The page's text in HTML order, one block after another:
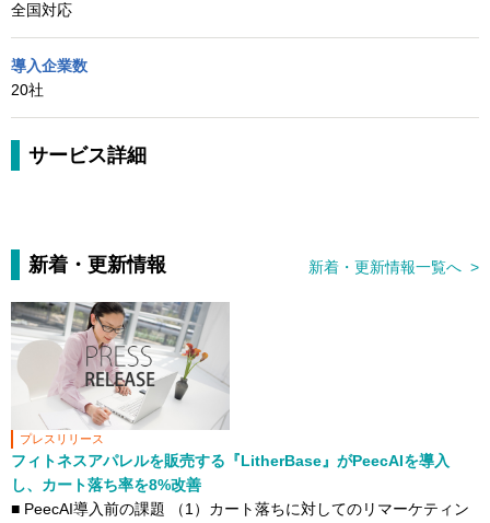
全国対応
導入企業数
20社
サービス詳細
新着・更新情報 新着・更新情報一覧へ >
プレスリリース
フィトネスアパレルを販売する『LitherBase』がPeecAIを導入
し、カート落ち率を8%改善
■ PeecAI導入前の課題 （1）カート落ちに対してのリマーケティン